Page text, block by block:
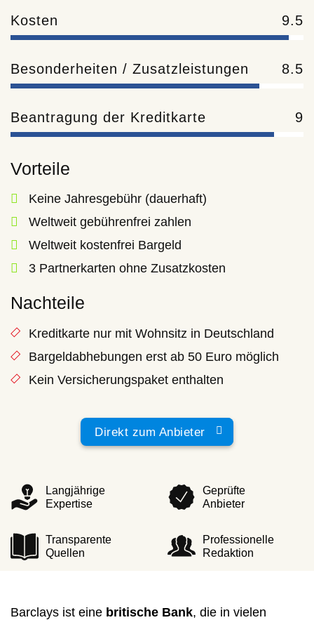
Kosten 9.5
Besonderheiten / Zusatzleistungen 8.5
Beantragung der Kreditkarte 9
Vorteile
Keine Jahresgebühr (dauerhaft)
Weltweit gebührenfrei zahlen
Weltweit kostenfrei Bargeld
3 Partnerkarten ohne Zusatzkosten
Nachteile
Kreditkarte nur mit Wohnsitz in Deutschland
Bargeldabhebungen erst ab 50 Euro möglich
Kein Versicherungspaket enthalten
Direkt zum Anbieter
Langjährige
Expertise
Geprüfte
Anbieter
Transparente
Quellen
Professionelle
Redaktion
Barclays ist eine britische Bank, die in vielen